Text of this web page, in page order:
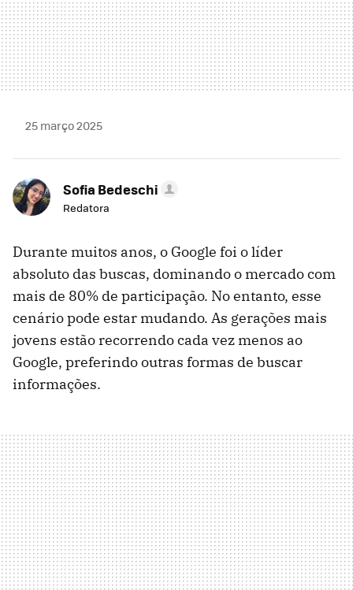
25 março 2025
Sofia Bedeschi
Redatora
Durante muitos anos, o Google foi o líder
absoluto das buscas, dominando o mercado com
mais de 80% de participação. No entanto, esse
cenário pode estar mudando. As gerações mais
jovens estão recorrendo cada vez menos ao
Google, preferindo outras formas de buscar
informações.